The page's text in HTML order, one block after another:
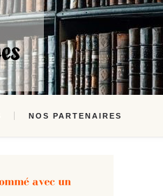
NOS PARTENAIRES